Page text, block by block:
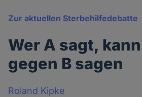
Zur aktuellen Sterbehilfedebatte
Wer A sagt,
gegen B sagen
Roland Kipke